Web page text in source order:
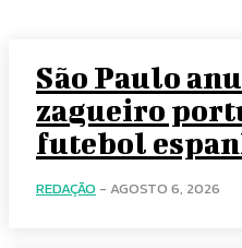
São Paulo
zagueiro
futebol
REDAÇÃO - AGOSTO 6, 2026